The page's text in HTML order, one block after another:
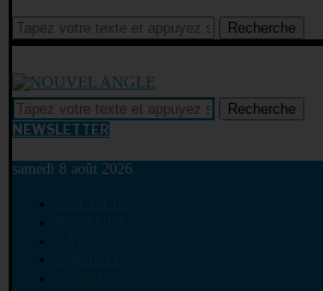
Recherche
Recherche
NEWSLETTER
samedi 8 août 2026